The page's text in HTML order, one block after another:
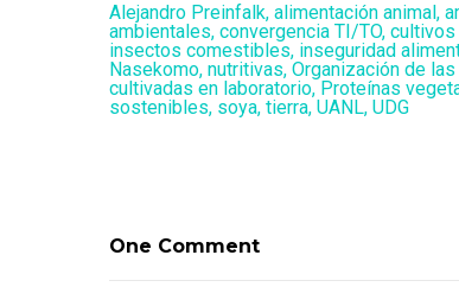
Alejandro Preinfalk, alimentación animal ,
ambientales, convergencia TI/TO, cultivos
insectos comestibles, inseguridad
Nasekomo, nutritivas, Organización de
cultivadas en laboratorio, Proteínas
sostenibles, soya, tierra, UANL, UDG
One Comment